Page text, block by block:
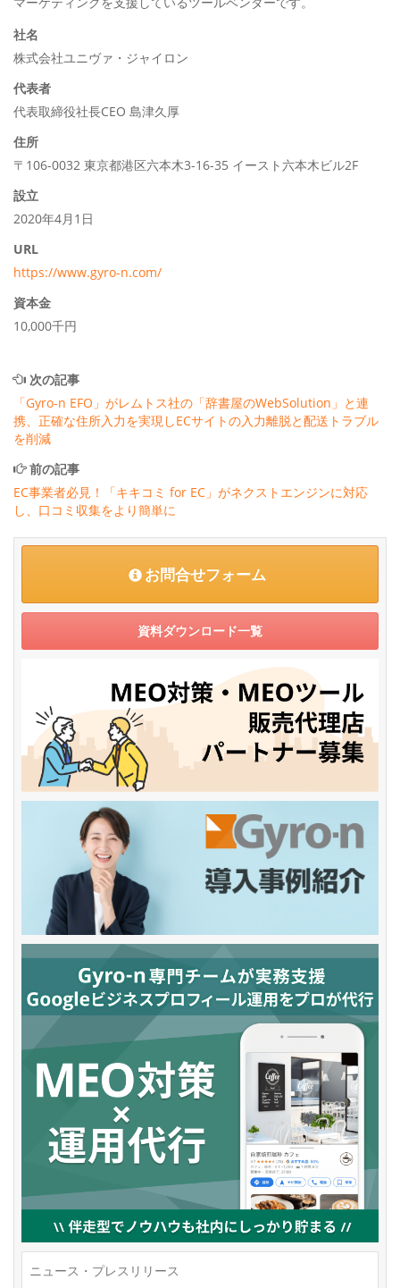
社名
株式会社ユニヴァ・ジャイロン
代表者
代表取締役社長CEO 島津久厚
住所
〒106-0032 東京都港区六本木3-16-35 イースト六本木ビル2F
設立
2020年4月1日
URL
https://www.gyro-n.com/
資本金
10,000千円
次の記事
「Gyro-n EFO」がレムトス社の「辞書屋のWebSolution」と連
携、正確な住所入力を実現しECサイトの入力離脱と配送トラブル
を削減
前の記事
EC事業者必見！「キキコミ for EC」がネクストエンジンに対応
し、口コミ収集をより簡単に
お問合せフォーム
資料ダウンロード一覧
ニュース・プレスリリース